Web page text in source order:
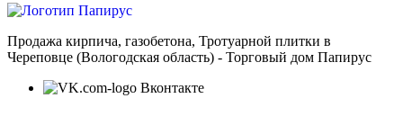
Продажа кирпича, газобетона, Тротуарной плитки в
Череповце (Вологодская область) - Торговый дом Папирус
Вконтакте